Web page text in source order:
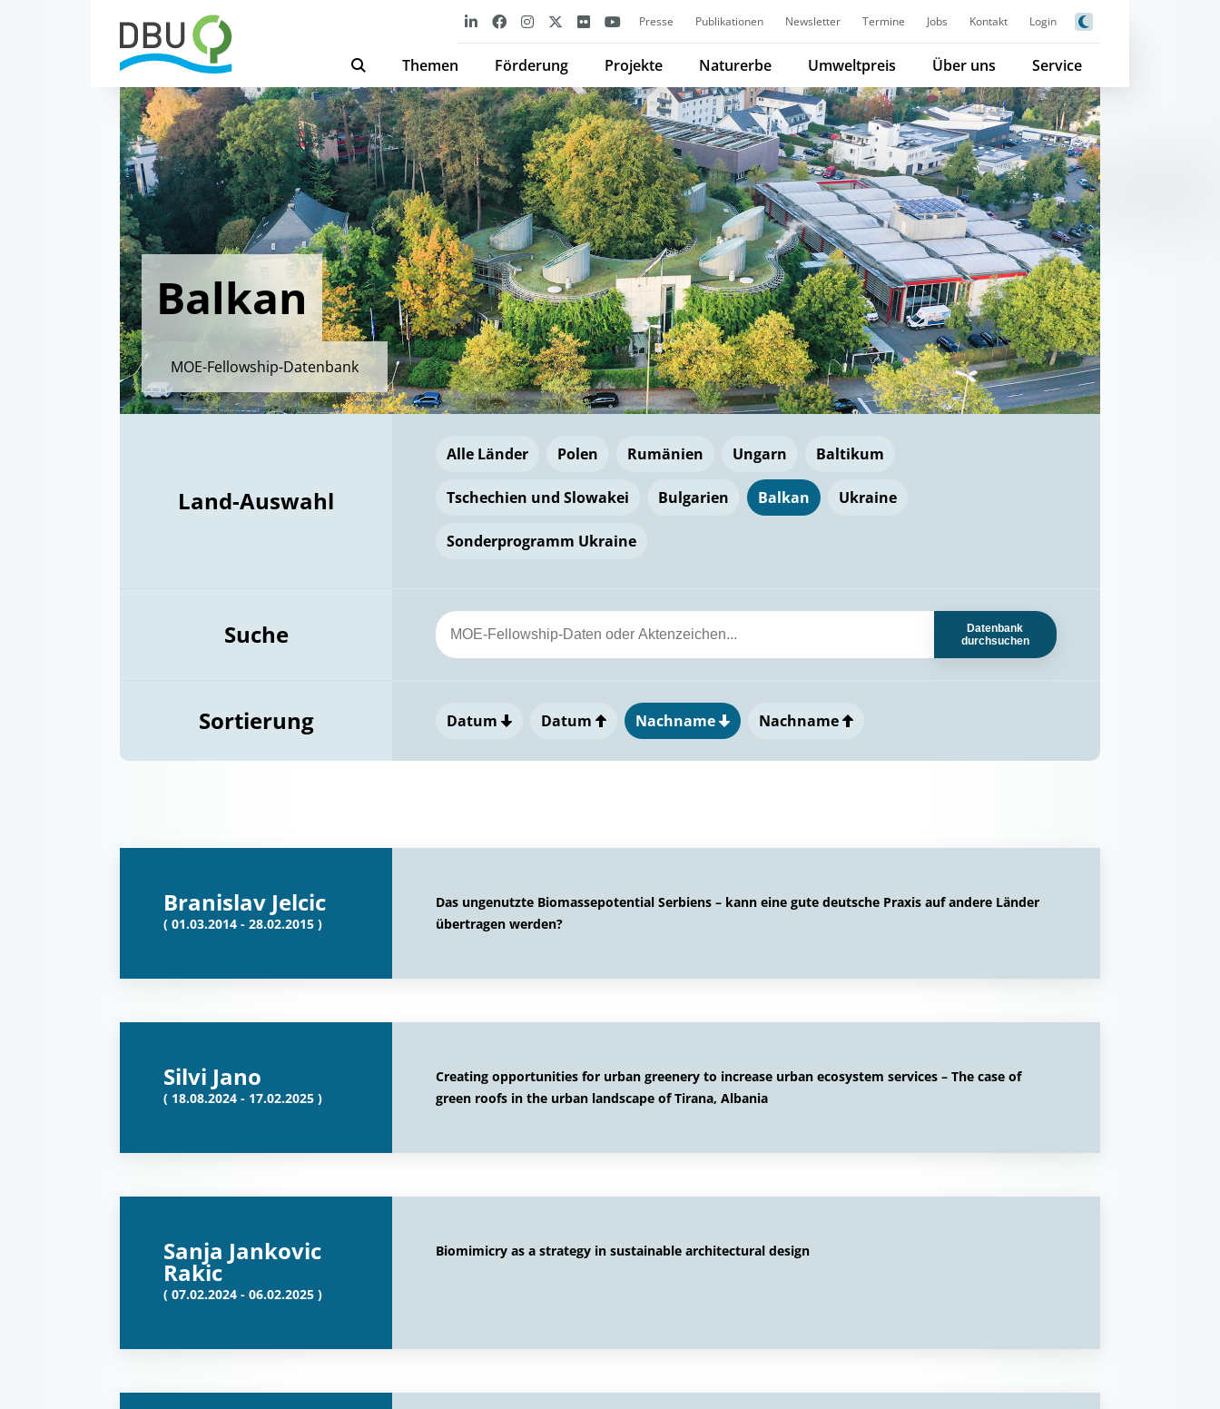
Presse Publikationen Newsletter Termine Jobs Kontakt Login
Themen Förderung Projekte Naturerbe Umweltpreis Über uns Service
Balkan
MOE-Fellowship-Datenbank
Land-Auswahl
Alle Länder Polen Rumänien Ungarn Baltikum
Tschechien und Slowakei Bulgarien Balkan Ukraine
Sonderprogramm Ukraine
Suche
Datenbank
durchsuchen
Sortierung Datum Datum Nachname Nachname
Branislav Jelcic
( 01.03.2014 - 28.02.2015 )
Das ungenutzte Biomassepotential Serbiens – kann eine gute deutsche Praxis auf andere Länder
übertragen werden?
Silvi Jano
( 18.08.2024 - 17.02.2025 )
Creating opportunities for urban greenery to increase urban ecosystem services – The case of
green roofs in the urban landscape of Tirana, Albania
Sanja Jankovic
Rakic
( 07.02.2024 - 06.02.2025 )
Biomimicry as a strategy in sustainable architectural design